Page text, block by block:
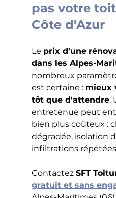
pas votre
Côte d'Azur
Le prix d'une
dans les Alpes-
nombreux
est certaine : mieux
tôt que d'attendre.
entretenue peut
bien plus coûteux :
dégradée, isolation
infiltrations
Contactez SFT
gratuit et sans